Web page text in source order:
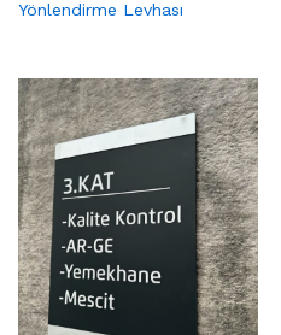
Yönlendirme Levhası